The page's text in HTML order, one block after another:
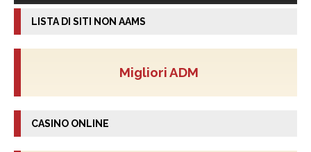
LISTA DI SITI NON AAMS
Migliori ADM
CASINO ONLINE